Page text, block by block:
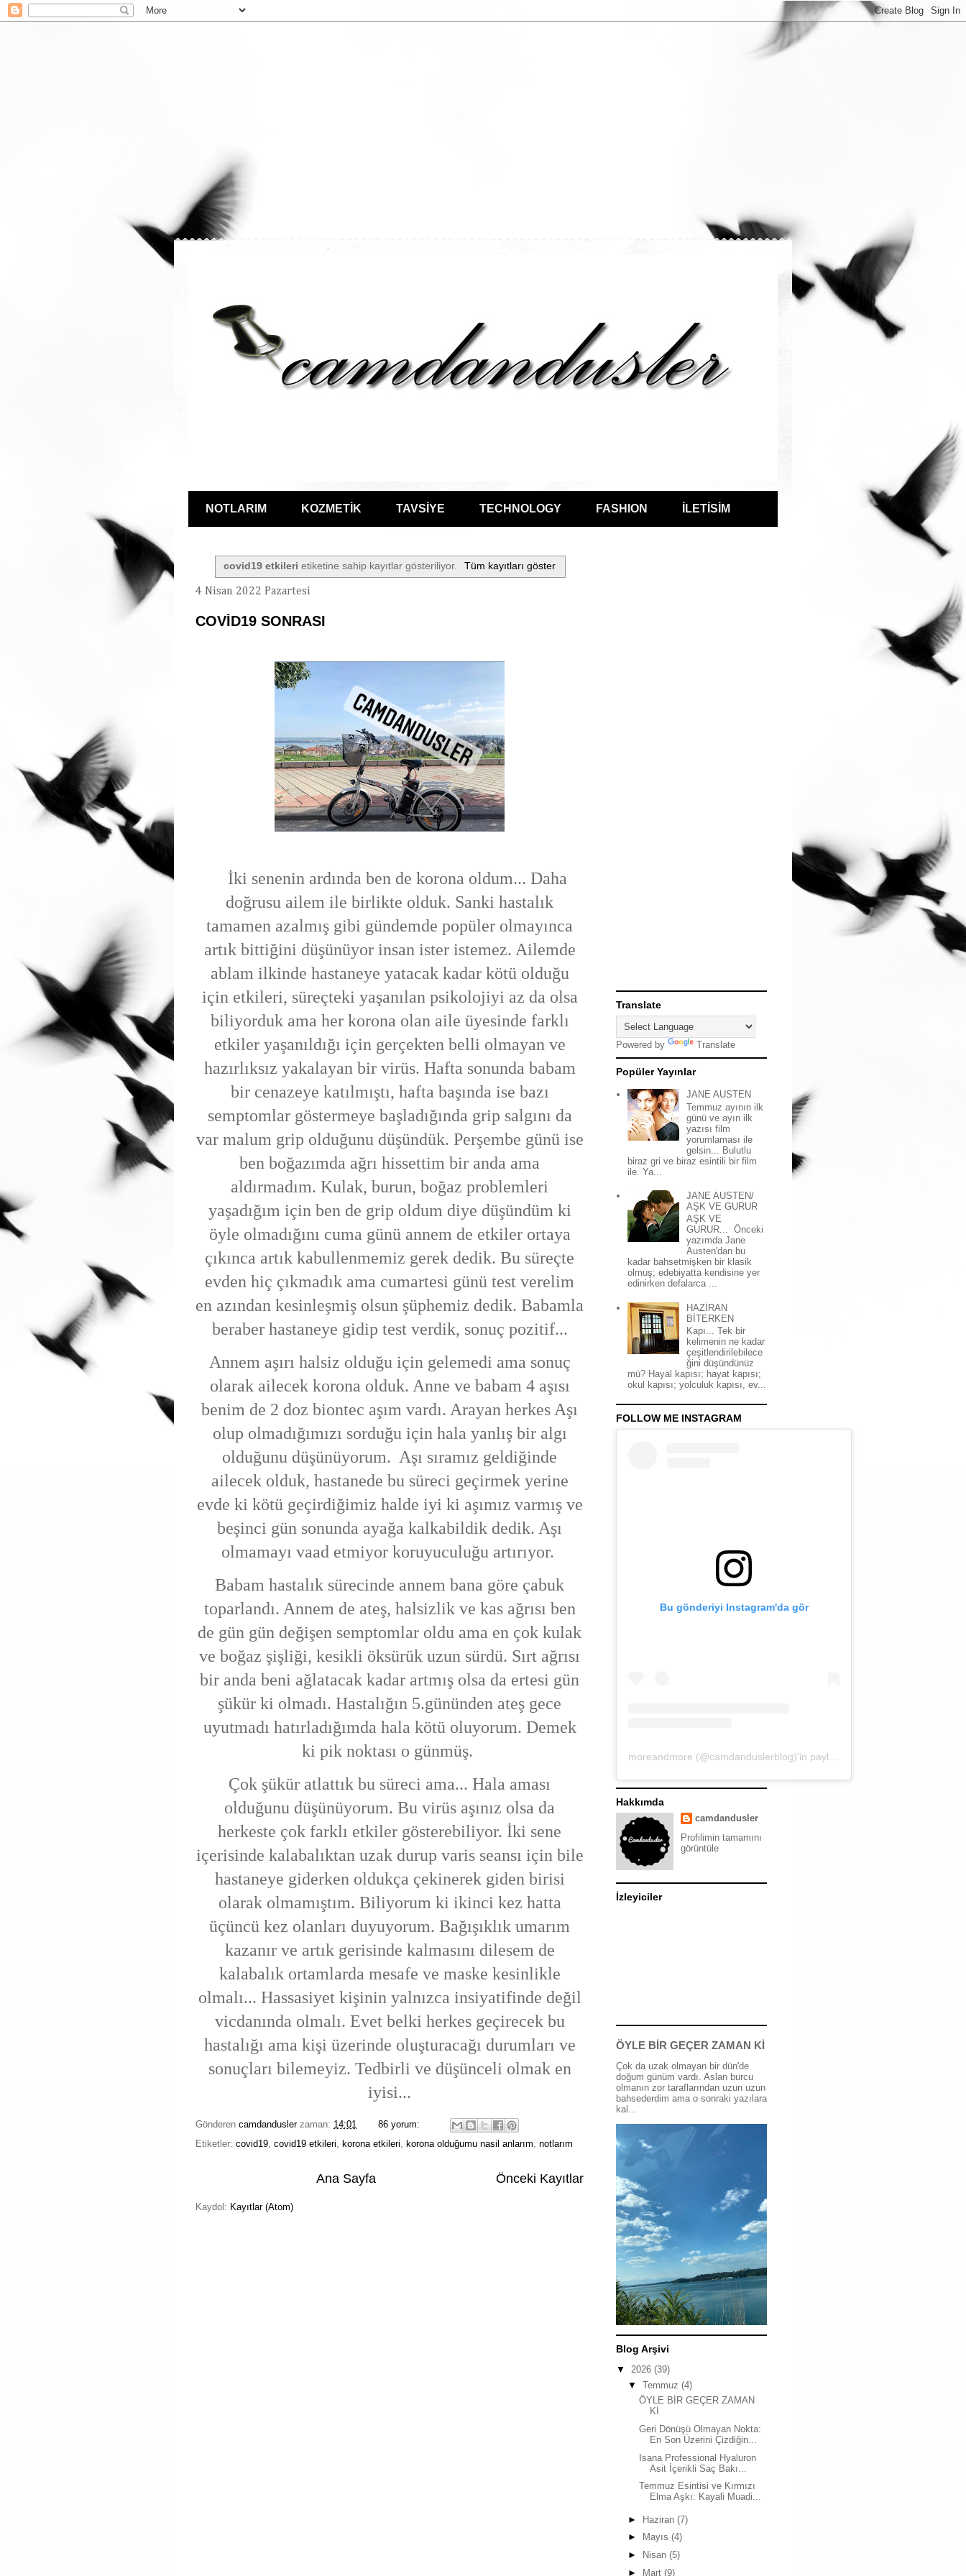
NOTLARIM KOZMETİK TAVSİYE TECHNOLOGY FASHION İLETİSİM
covid19 etkileri etiketine sahip kayıtlar gösteriliyor. Tüm kayıtları göster
4 Nisan 2022 Pazartesi
COVİD19 SONRASI
İki senenin ardında ben de korona oldum... Daha
doğrusu ailem ile birlikte olduk. Sanki hastalık
tamamen azalmış gibi gündemde popüler olmayınca
artık bittiğini düşünüyor insan ister istemez. Ailemde
ablam ilkinde hastaneye yatacak kadar kötü olduğu
için etkileri, süreçteki yaşanılan psikolojiyi az da olsa
biliyorduk ama her korona olan aile üyesinde farklı
etkiler yaşanıldığı için gerçekten belli olmayan ve
hazırlıksız yakalayan bir virüs. Hafta sonunda babam
bir cenazeye katılmıştı, hafta başında ise bazı
semptomlar göstermeye başladığında grip salgını da
var malum grip olduğunu düşündük. Perşembe günü ise
ben boğazımda ağrı hissettim bir anda ama
aldırmadım. Kulak, burun, boğaz problemleri
yaşadığım için ben de grip oldum diye düşündüm ki
öyle olmadığını cuma günü annem de etkiler ortaya
çıkınca artık kabullenmemiz gerek dedik. Bu süreçte
evden hiç çıkmadık ama cumartesi günü test verelim
en azından kesinleşmiş olsun şüphemiz dedik. Babamla
beraber hastaneye gidip test verdik, sonuç pozitif...
Annem aşırı halsiz olduğu için gelemedi ama sonuç
olarak ailecek korona olduk. Anne ve babam 4 aşısı
benim de 2 doz biontec aşım vardı. Arayan herkes Aşı
olup olmadığımızı sorduğu için hala yanlış bir algı
olduğunu düşünüyorum. Aşı sıramız geldiğinde
ailecek olduk, hastanede bu süreci geçirmek yerine
evde ki kötü geçirdiğimiz halde iyi ki aşımız varmış ve
beşinci gün sonunda ayağa kalkabildik dedik. Aşı
olmamayı vaad etmiyor koruyuculuğu artırıyor.
Babam hastalık sürecinde annem bana göre çabuk
toparlandı. Annem de ateş, halsizlik ve kas ağrısı ben
de gün gün değişen semptomlar oldu ama en çok kulak
ve boğaz şişliği, kesikli öksürük uzun sürdü. Sırt ağrısı
bir anda beni ağlatacak kadar artmış olsa da ertesi gün
şükür ki olmadı. Hastalığın 5.gününden ateş gece
uyutmadı hatırladığımda hala kötü oluyorum. Demek
ki pik noktası o günmüş.
Çok şükür atlattık bu süreci ama... Hala aması
olduğunu düşünüyorum. Bu virüs aşınız olsa da
herkeste çok farklı etkiler gösterebiliyor. İki sene
içerisinde kalabalıktan uzak durup varis seansı için bile
hastaneye giderken oldukça çekinerek giden birisi
olarak olmamıştım. Biliyorum ki ikinci kez hatta
üçüncü kez olanları duyuyorum. Bağışıklık umarım
kazanır ve artık gerisinde kalmasını dilesem de
kalabalık ortamlarda mesafe ve maske kesinlikle
olmalı... Hassasiyet kişinin yalnızca insiyatifinde değil
vicdanında olmalı. Evet belki herkes geçirecek bu
hastalığı ama kişi üzerinde oluşturacağı durumları ve
sonuçları bilemeyiz. Tedbirli ve düşünceli olmak en
iyisi...
Gönderen camdandusler zaman: 14:01
86 yorum:
Etiketler: covid19, covid19 etkileri, korona etkileri, korona olduğumu nasil anlarım, notlarım
Önceki Kayıtlar
Ana Sayfa
Kaydol: Kayıtlar (Atom)
Translate
Powered by Translate
Popüler Yayınlar
JANE AUSTEN
Temmuz ayının ilk
günü ve ayın ilk
yazısı film
yorumlaması ile
gelsin... Bulutlu
biraz gri ve biraz esintili bir film
ile. Ya...
JANE AUSTEN/
AŞK VE GURUR
AŞK VE
GURUR... Önceki
yazımda Jane
Austen'dan bu
kadar bahsetmişken bir klasik
olmuş; edebiyatta kendisine yer
edinirken defalarca ...
HAZİRAN
BİTERKEN
Kapı... Tek bir
kelimenin ne kadar
çeşitlendirilebilece
ğini düşündünüz
mü? Hayal kapısı; hayat kapısı;
okul kapısı; yolculuk kapısı, ev...
FOLLOW ME INSTAGRAM
Bu gönderiyi Instagram'da gör
Hakkımda
camdandusler
Profilimin tamamını
görüntüle
İzleyiciler
ÖYLE BİR GEÇER ZAMAN Kİ
Çok da uzak olmayan bir dün'de
doğum günüm vardı. Aslan burcu
olmanın zor taraflarından uzun uzun
bahsederdim ama o sonraki yazılara
kal...
Blog Arşivi
▼ 2026 (39)
▼ Temmuz (4)
ÖYLE BİR GEÇER ZAMAN
Kİ
Geri Dönüşü Olmayan Nokta:
En Son Üzerini Çizdiğin...
Isana Professional Hyaluron
Asit İçerikli Saç Bakı...
Temmuz Esintisi ve Kırmızı
Elma Aşkı: Kayali Muadi...
► Haziran (7)
►
Mayıs (4)
►
Nisan (5)
►
Mart (9)